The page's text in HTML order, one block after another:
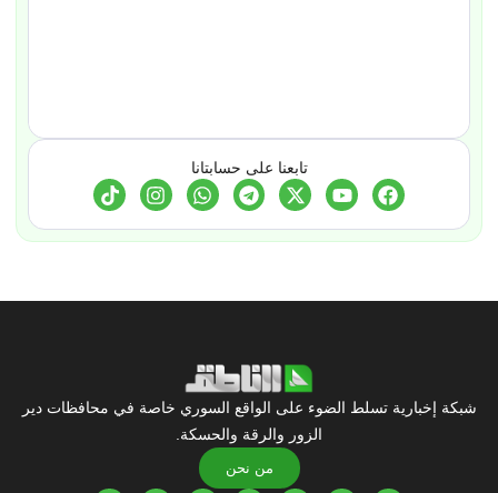
تابعنا على حسابتانا
شبكة إخبارية تسلط الضوء على الواقع السوري خاصة في محافظات دير
الزور والرقة والحسكة.
من نحن